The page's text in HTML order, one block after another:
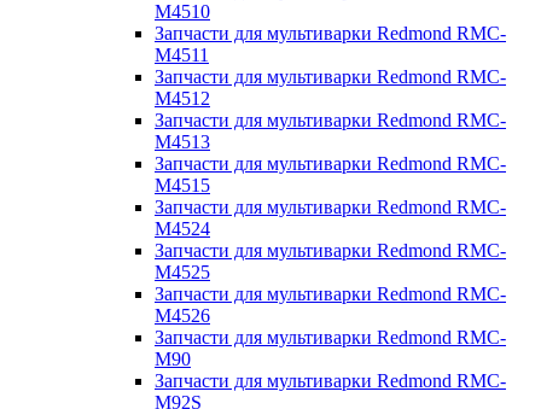
M4510
Запчасти для мультиварки Redmond RMC-
M4511
Запчасти для мультиварки Redmond RMC-
M4512
Запчасти для мультиварки Redmond RMC-
M4513
Запчасти для мультиварки Redmond RMC-
M4515
Запчасти для мультиварки Redmond RMC-
M4524
Запчасти для мультиварки Redmond RMC-
M4525
Запчасти для мультиварки Redmond RMC-
M4526
Запчасти для мультиварки Redmond RMC-
M90
Запчасти для мультиварки Redmond RMC-
M92S